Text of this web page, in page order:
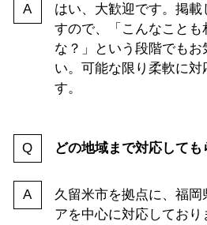
はい、大歓迎です。掲
すので、「こんなことも
な？」という段階でもお
い。可能な限り柔軟に対
す。
どの地域まで対応しても
久留米市を拠点に、福岡
アを中心に対応してお